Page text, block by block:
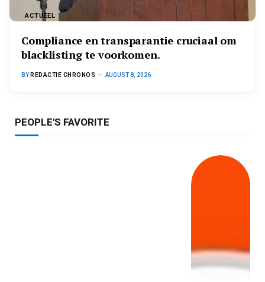
ACTUEEL
Compliance en transparantie cruciaal om
blacklisting te voorkomen.
BY REDACTIE CHRONOS AUGUST 8, 2026
PEOPLE'S FAVORITE